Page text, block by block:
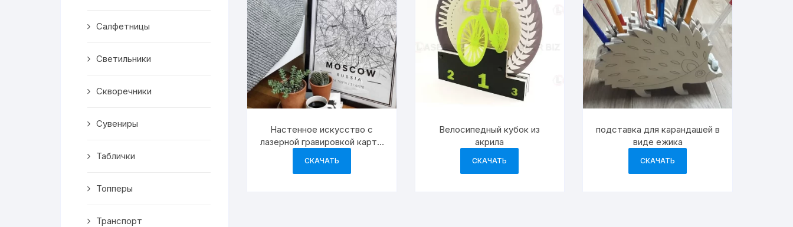
Рисунки
Чай
Настенное искусство с
лазерной гравировкой карты
СКАЧАТЬ
Велосипедный кубок из
акрила
СКАЧАТЬ
подставка для карандашей в
виде ежика
СКАЧАТЬ
Салфетницы
Светильники
Скворечники
Сувениры
Таблички
Топперы
Транспорт